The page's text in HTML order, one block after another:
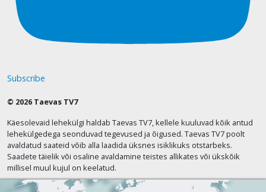
Subscribe
© 2026 Taevas TV7
Käesolevaid lehekülgi haldab Taevas TV7, kellele kuuluvad kõik antud
lehekülgedega seonduvad tegevused ja õigused. Taevas TV7 poolt
avaldatud saateid võib alla laadida üksnes isiklikuks otstarbeks.
Saadete täielik või osaline avaldamine teistes allikates või ükskõik
millisel muul kujul on keelatud.